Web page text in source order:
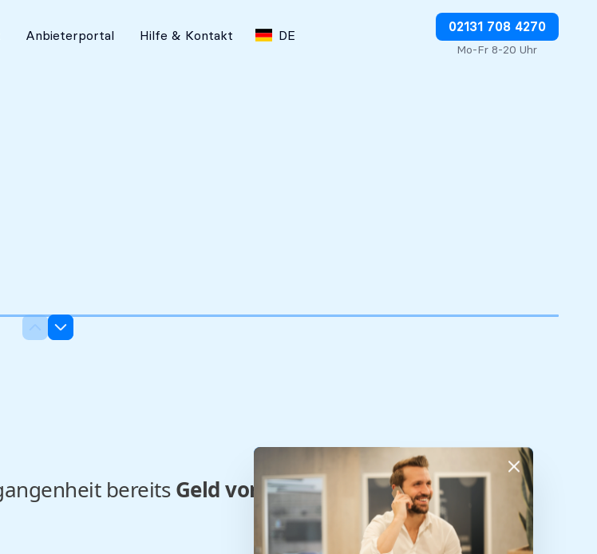
Anbieterportal Hilfe & Kontakt DE
02131 708 4270
Mo-Fr 8-20 Uhr
Abbuchungen direkt stoppen